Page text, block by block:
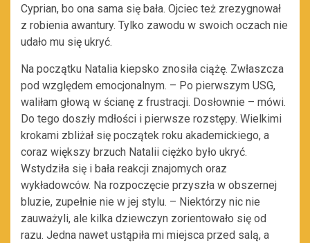
Cyprian, bo ona sama się bała. Ojciec też zrezygnował
z robienia awantury. Tylko zawodu w swoich oczach nie
udało mu się ukryć.
Na początku Natalia kiepsko znosiła ciążę. Zwłaszcza
pod względem emocjonalnym. – Po pierwszym USG,
waliłam głową w ścianę z frustracji. Dosłownie – mówi.
Do tego doszły mdłości i pierwsze rozstępy. Wielkimi
krokami zbliżał się początek roku akademickiego, a
coraz większy brzuch Natalii ciężko było ukryć.
Wstydziła się i bała reakcji znajomych oraz
wykładowców. Na rozpoczęcie przyszła w obszernej
bluzie, zupełnie nie w jej stylu. – Niektórzy nic nie
zauważyli, ale kilka dziewczyn zorientowało się od
razu. Jedna nawet ustąpiła mi miejsca przed salą, a